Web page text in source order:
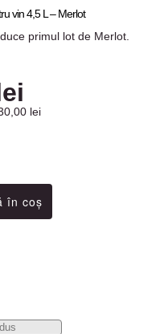
vin 4,5 L – Merlot
primul lot de Merlot.
lei